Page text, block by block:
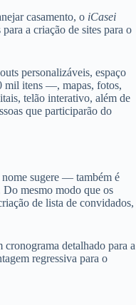
casamento, o iCasei
a criação de sites para o
personalizáveis, espaço
mil itens —, mapas, fotos,
telão interativo, além de
que participarão do
sugere — também é
mesmo modo que os
de lista de convidados,
cronograma detalhado para a
regressiva para o